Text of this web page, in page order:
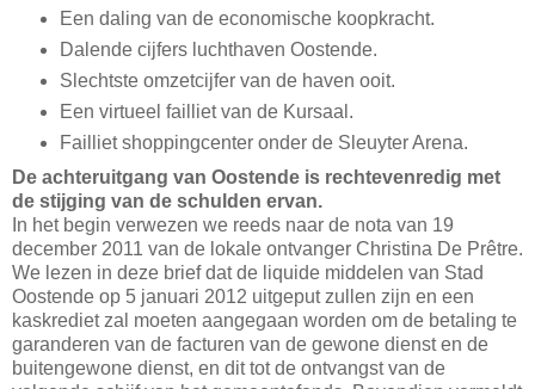
Een daling van de economische koopkracht.
Dalende cijfers luchthaven Oostende.
Slechtste omzetcijfer van de haven ooit.
Een virtueel failliet van de Kursaal.
Failliet shoppingcenter onder de Sleuyter Arena.
De achteruitgang van Oostende is rechtevenredig met
de stijging van de schulden ervan.
In het begin verwezen we reeds naar de nota van 19
december 2011 van de lokale ontvanger Christina De Prêtre.
We lezen in deze brief dat de liquide middelen van Stad
Oostende op 5 januari 2012 uitgeput zullen zijn en een
kaskrediet zal moeten aangegaan worden om de betaling te
garanderen van de facturen van de gewone dienst en de
buitengewone dienst, en dit tot de ontvangst van de